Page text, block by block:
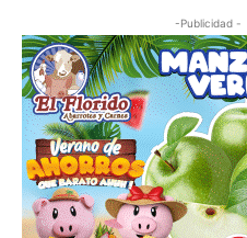
-Publicidad -